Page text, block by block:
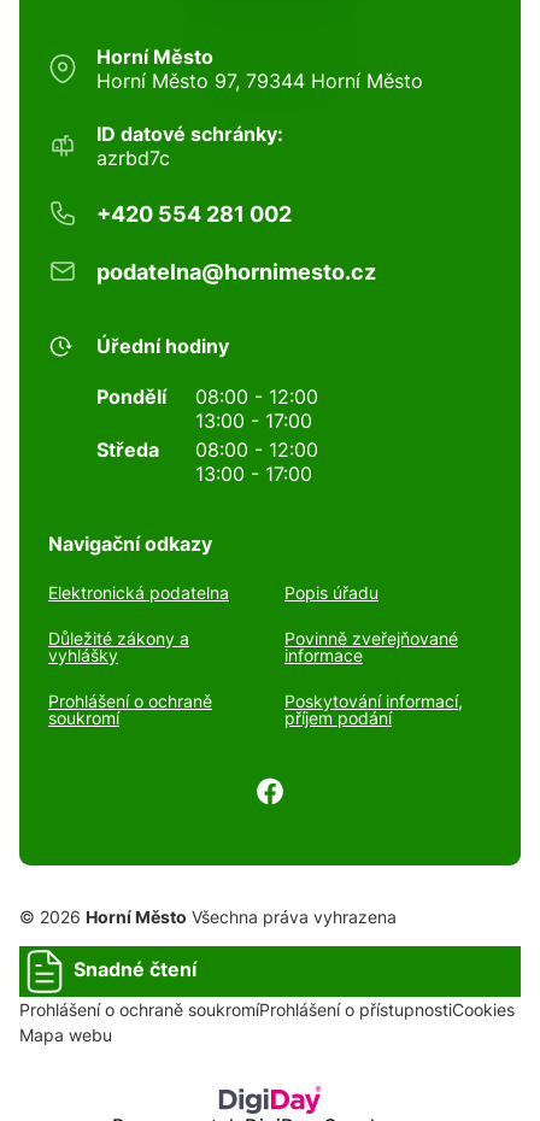
Horní Město
Horní Město 97, 79344 Horní Město
ID datové schránky:
azrbd7c
+420 554 281 002
podatelna@hornimesto.cz
Úřední hodiny
Pondělí
08:00 - 12:00
13:00 - 17:00
Středa
08:00 - 12:00
13:00 - 17:00
Navigační odkazy
Elektronická podatelna Popis úřadu
Důležité zákony a
vyhlášky
Povinně zveřejňované
informace
Prohlášení o ochraně
soukromí
Poskytování informací,
příjem podání
© 2026 Horní Město Všechna práva vyhrazena
Snadné čtení
Prohlášení o ochraně soukromíProhlášení o přístupnostiCookies
Mapa webu